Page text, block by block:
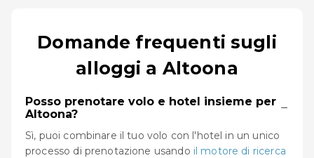
Domande frequenti sugli
alloggi a Altoona
Posso prenotare volo e hotel insieme per
Altoona?
−
Sì, puoi combinare il tuo volo con l'hotel in un unico
processo di prenotazione usando il motore di ricerca